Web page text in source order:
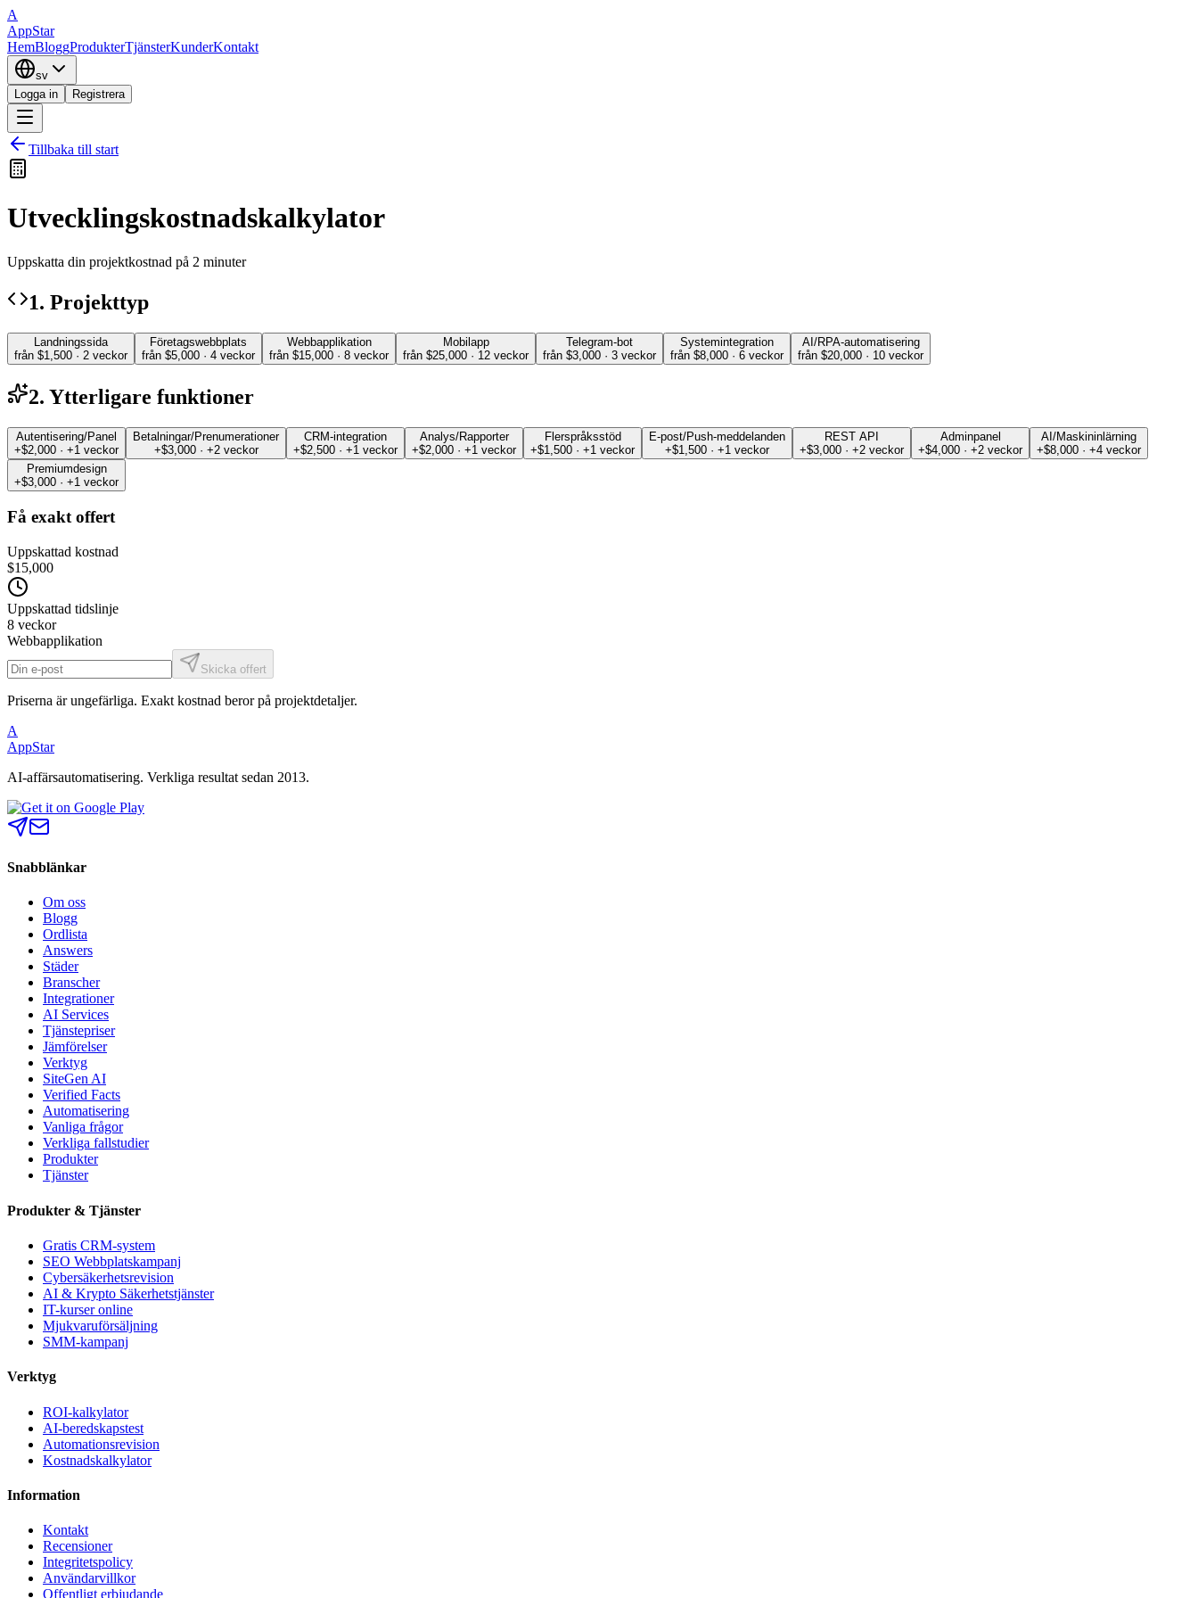
A
AppStar
HemBloggProdukterTjänsterKunderKontakt
sv
Logga in
Registrera
Tillbaka till start
Utvecklingskostnadskalkylator
Uppskatta din projektkostnad på 2 minuter
1. Projekttyp
Landningssida
från $1,500 · 2 veckor
Företagswebbplats
från $5,000 · 4 veckor
Webbapplikation
från $15,000 · 8 veckor
Mobilapp
från $25,000 · 12 veckor
Telegram-bot
från $3,000 · 3 veckor
Systemintegration
från $8,000 · 6 veckor
AI/RPA-automatisering
från $20,000 · 10 veckor
2. Ytterligare funktioner
Autentisering/Panel
+$2,000 · +1 veckor
Betalningar/Prenumerationer
+$3,000 · +2 veckor
CRM-integration
+$2,500 · +1 veckor
Analys/Rapporter
+$2,000 · +1 veckor
Flerspråksstöd
+$1,500 · +1 veckor
E-post/Push-meddelanden
+$1,500 · +1 veckor
REST API
+$3,000 · +2 veckor
Adminpanel
+$4,000 · +2 veckor
AI/Maskininlärning
+$8,000 · +4 veckor
Premiumdesign
+$3,000 · +1 veckor
Få exakt offert
Uppskattad kostnad
$15,000
Uppskattad tidslinje
8 veckor
Webbapplikation
Skicka offert
Priserna är ungefärliga. Exakt kostnad beror på projektdetaljer.
A
AppStar
AI-affärsautomatisering. Verkliga resultat sedan 2013.
Snabblänkar
Om oss
Blogg
Ordlista
Answers
Städer
Branscher
Integrationer
AI Services
Tjänstepriser
Jämförelser
Verktyg
SiteGen AI
Verified Facts
Automatisering
Vanliga frågor
Verkliga fallstudier
Produkter
Tjänster
Produkter & Tjänster
Gratis CRM-system
SEO Webbplatskampanj
Cybersäkerhetsrevision
AI & Krypto Säkerhetstjänster
IT-kurser online
Mjukvaruförsäljning
SMM-kampanj
Verktyg
ROI-kalkylator
AI-beredskapstest
Automationsrevision
Kostnadskalkylator
Information
Kontakt
Recensioner
Integritetspolicy
Användarvillkor
Offentligt erbjudande